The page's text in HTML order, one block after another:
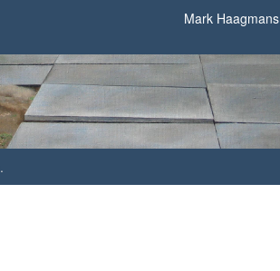
Mark Haagmans
.